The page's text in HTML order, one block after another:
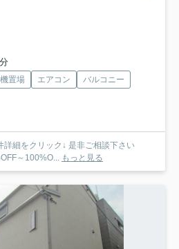
置場 エアコン
バルコニー
詳細をクリック↓ 是非ご相談下さい
～100%O...
もっと見る